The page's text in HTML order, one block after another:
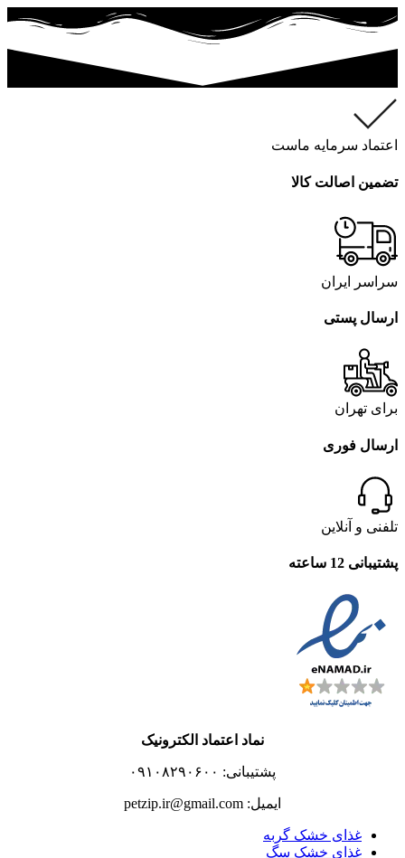
اعتماد سرمایه ماست
تضمین اصالت کالا
سراسر ایران
ارسال پستی
برای تهران
ارسال فوری
تلفنی و آنلاین
پشتیبانی 12 ساعته
نماد اعتماد الکترونیک
پشتیبانی: ۰۹۱۰۸۲۹۰۶۰۰
ایمیل: petzip.ir@gmail.com
غذای خشک گربه
غذای خشک سگ